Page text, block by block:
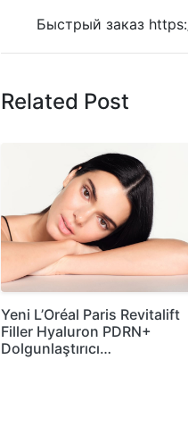
Быстрый заказ
Related Post
Yeni L’Oréal Paris Revitalift
Filler Hyaluron PDRN+
Dolgunlaştırıcı…